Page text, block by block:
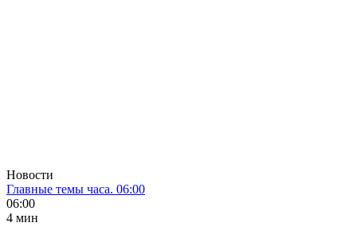
Новости
Главные темы часа. 06:00
06:00
4 мин